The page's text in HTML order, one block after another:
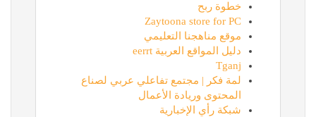
خطوة ربح
Zaytoona store for PC
موقع مناهجنا التعليمي
دليل المواقع العربية eerrt
Tganj
لمة فكر | مجتمع تفاعلي عربي لصناع
المحتوى وريادة الأعمال
شبكة رأي الإخبارية